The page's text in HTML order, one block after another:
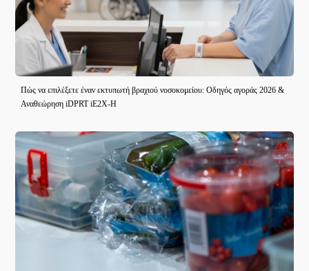
Πώς να επιλέξετε έναν εκτυπωτή βραχιού νοσοκομείου: Οδηγός αγοράς 2026 &
Αναθεώρηση iDPRT iE2X-H